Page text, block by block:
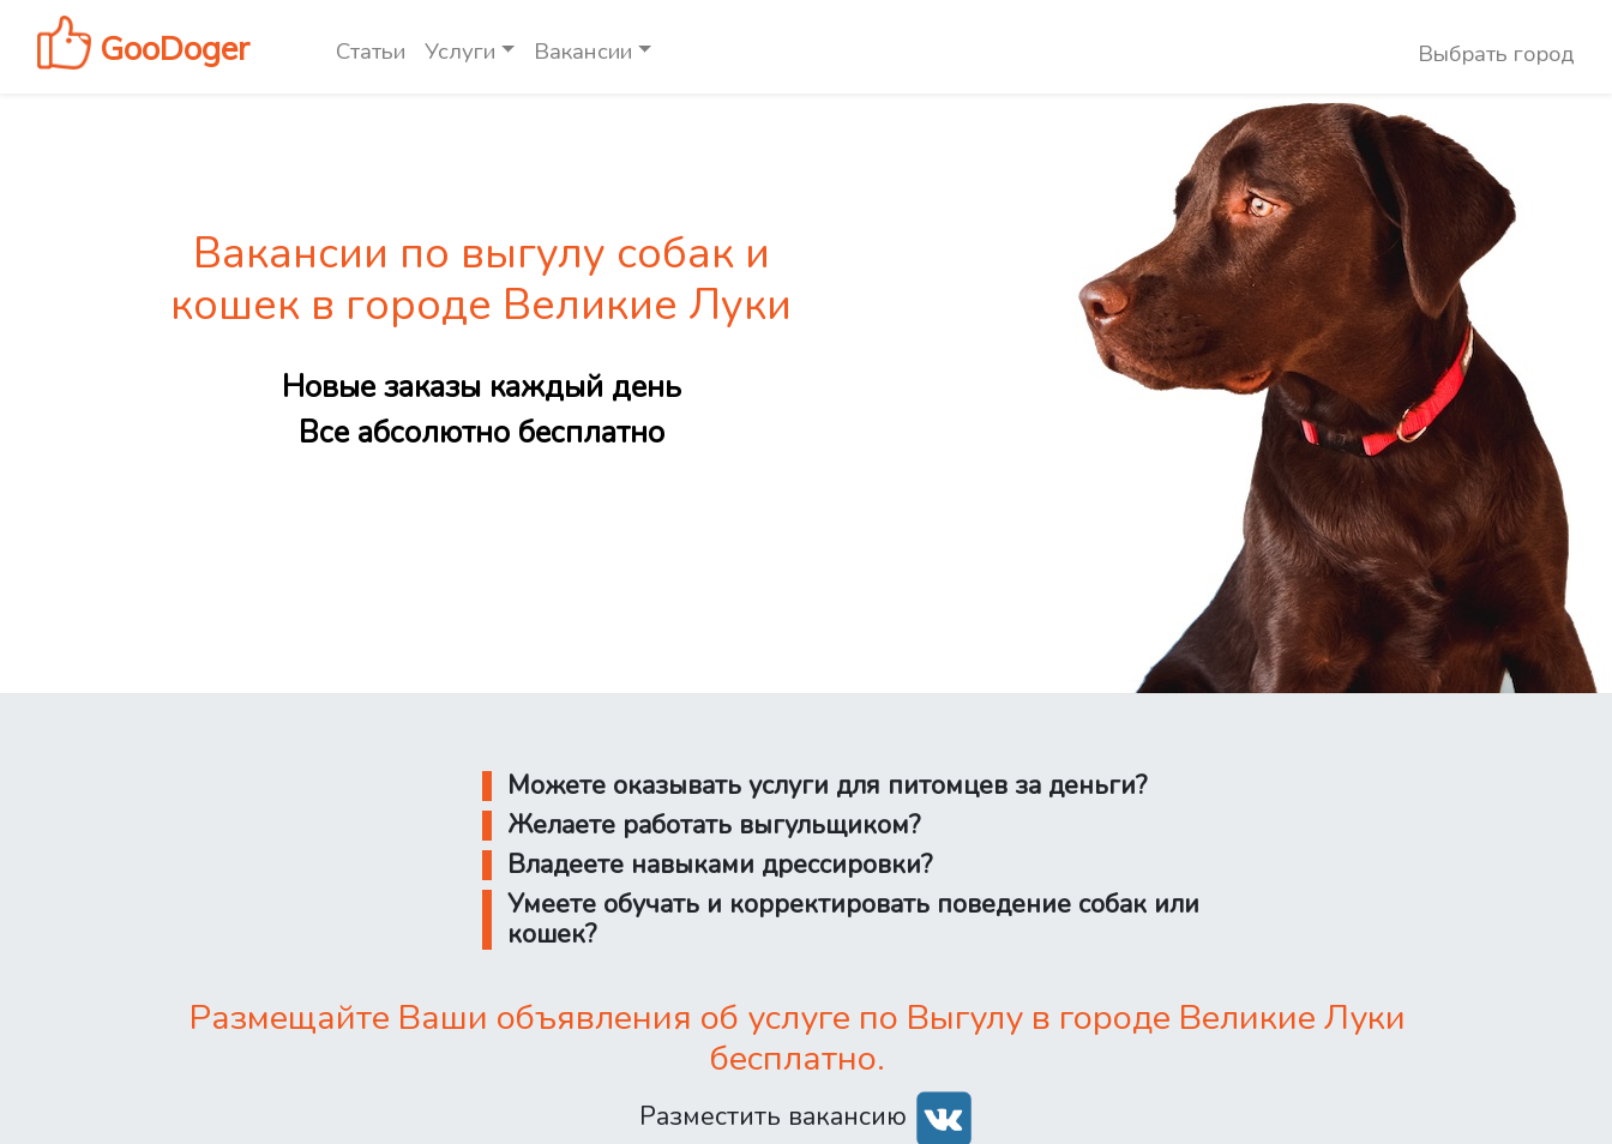
GooDoger Статьи Услуги Вакансии Выбрать город
Вакансии по выгулу собак и
кошек в городе Великие Луки
Новые заказы каждый день
Все абсолютно бесплатно
Можете оказывать услуги для питомцев за деньги?
Желаете работать выгульщиком?
Владеете навыками дрессировки?
Умеете обучать и корректировать поведение собак или
кошек?
Размещайте Ваши объявления об услуге по Выгулу в городе Великие Луки
бесплатно.
Разместить вакансию